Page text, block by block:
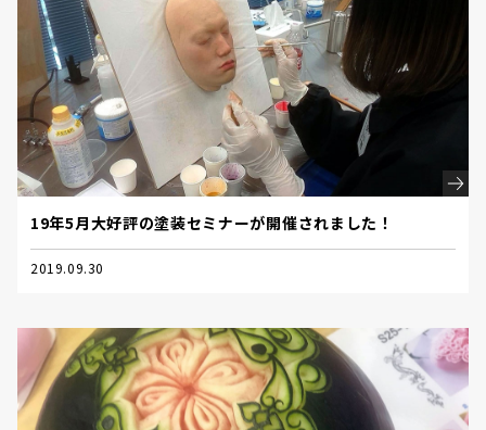
19年5月大好評の塗装セミナーが開催されました！
2019.09.30